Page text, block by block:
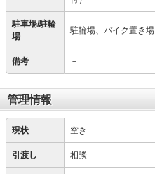
駐車場/駐輪
場
駐輪場、バイク置き場
備考 －
管理情報
現状 空き
引渡し 相談